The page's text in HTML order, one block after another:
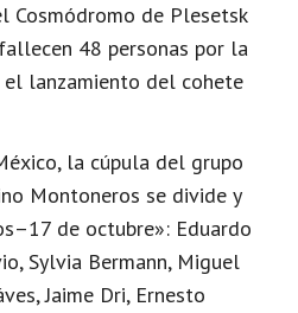
Cosmódromo de Plesetsk
48 personas por la
lanzamiento del cohete
la cúpula del grupo
Montoneros se divide y
de octubre»: Eduardo
Sylvia Bermann, Miguel
Jaime Dri, Ernesto